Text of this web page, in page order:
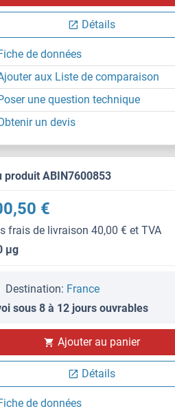
WB
Détails
de données
aux Liste de comparaison
une question technique
un devis
FACS
produit ABIN7600853
€
frais de livraison 40,00 € et TVA
μg
Destination: France
sous 8 à 12 jours ouvrables
Ajouter au panier
Détails
de données